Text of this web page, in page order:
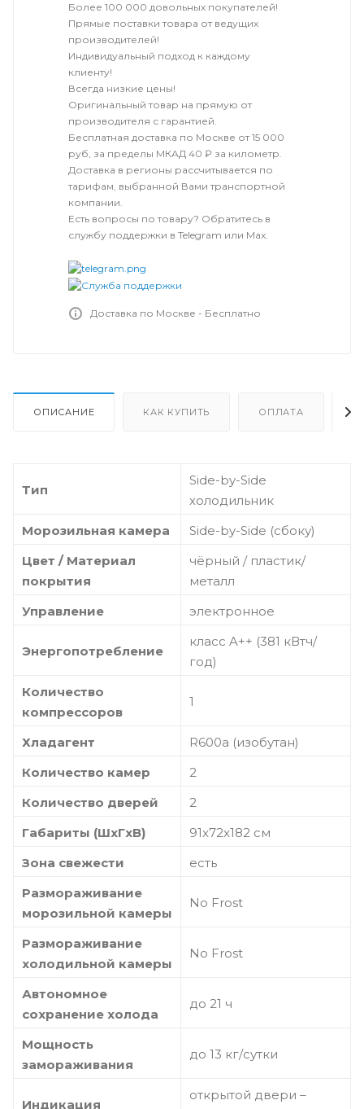
Более 100 000 довольных покупателей!
Прямые поставки товара от ведущих
производителей!
Индивидуальный подход к каждому
клиенту!
Всегда низкие цены!
Оригинальный товар на прямую от
производителя с гарантией.
Бесплатная доставка по Москве от 15 000
руб, за пределы МКАД 40 ₽ за километр.
Доставка в регионы рассчитывается по
тарифам, выбранной Вами транспортной
компании.
Есть вопросы по товару? Обратитесь в
службу поддержки в Telegram или Max.
Доставка по Москве - Бесплатно
ОПИСАНИЕ КАК КУПИТЬ ОПЛАТА
Тип
Side-by-Side
холодильник
Морозильная камера
Side-by-Side (сбоку)
Цвет / Материал
покрытия
чёрный / пластик/
металл
Управление
электронное
Энергопотребление
класс A++ (381 кВтч/
год)
Количество
компрессоров
1
Хладагент
R600a (изобутан)
Количество камер
2
Количество дверей
2
Габариты (ШxГxВ)
91x72x182 см
Зона свежести
есть
Размораживание
морозильной камеры
No Frost
Размораживание
холодильной камеры
No Frost
Автономное
сохранение холода
до 21 ч
Мощность
замораживания
до 13 кг/cутки
Индикация
открытой двери –